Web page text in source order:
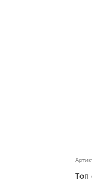
Топ